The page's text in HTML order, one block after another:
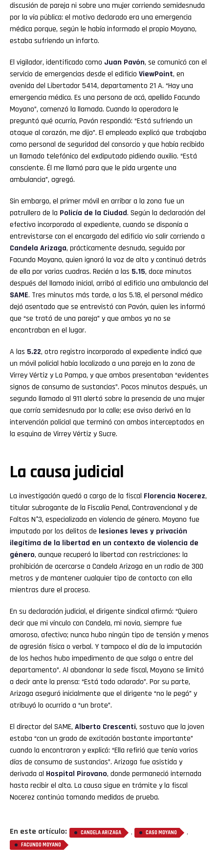
discusión de pareja ni sobre una mujer corriendo semidesnuda
por la vía pública: el motivo declarado era una emergencia
médica porque, según le había informado el propio Moyano,
estaba sufriendo un infarto.
El vigilador, identificado como Juan Pavón, se comunicó con el
servicio de emergencias desde el edificio ViewPoint, en
avenida del Libertador 5414, departamento 21 A. “Hay una
emergencia médica. Es una persona de acá, apellido Facundo
Moyano”, comenzó la llamada. Cuando la operadora le
preguntó qué ocurría, Pavón respondió: “Está sufriendo un
ataque al corazón, me dijo”. El empleado explicó que trabajaba
como personal de seguridad del consorcio y que había recibido
un llamado telefónico del exdiputado pidiendo auxilio. “Está
consciente. Él me llamó para que le pida urgente una
ambulancia”, agregó.
Sin embargo, el primer móvil en arribar a la zona fue un
patrullero de la Policía de la Ciudad. Según la declaración del
efectivo incorporada al expediente, cuando se disponía a
entrevistarse con el encargado del edificio vio salir corriendo a
Candela Arizaga, prácticamente desnuda, seguida por
Facundo Moyano, quien ignoró la voz de alto y continuó detrás
de ella por varias cuadras. Recién a las 5.15, doce minutos
después del llamado inicial, arribó al edificio una ambulancia del
SAME. Tres minutos más tarde, a las 5.18, el personal médico
dejó asentado que se entrevistó con Pavón, quien les informó
que “se trató de una pareja” y que ambos ya no se
encontraban en el lugar.
A las 5.22, otro registro incorporado al expediente indicó que
un móvil policial había localizado a una pareja en la zona de
Virrey Vértiz y La Pampa, y que ambos presentaban “evidentes
signos de consumo de sustancias”. Pocos minutos después, un
segundo llamado al 911 alertó sobre la presencia de una mujer
que corría semidesnuda por la calle; ese aviso derivó en la
intervención policial que terminó con ambos interceptados en
la esquina de Virrey Vértiz y Sucre.
La causa judicial
La investigación quedó a cargo de la fiscal Florencia Nocerez,
titular subrogante de la Fiscalía Penal, Contravencional y de
Faltas N°3, especializada en violencia de género. Moyano fue
imputado por los delitos de lesiones leves y privación
ilegítima de la libertad en un contexto de violencia de
género, aunque recuperó la libertad con restricciones: la
prohibición de acercarse a Candela Arizaga en un radio de 300
metros y de mantener cualquier tipo de contacto con ella
mientras dure el proceso.
En su declaración judicial, el dirigente sindical afirmó: “Quiero
decir que mi vínculo con Candela, mi novia, siempre fue
amoroso, afectivo; nunca hubo ningún tipo de tensión y menos
de agresión física o verbal. Y tampoco el día de la imputación
de los hechos hubo impedimento de que salga o entre del
departamento”. Al abandonar la sede fiscal, Moyano se limitó
a decir ante la prensa: “Está todo aclarado”. Por su parte,
Arizaga aseguró inicialmente que el dirigente “no le pegó” y
atribuyó lo ocurrido a “un brote”.
El director del SAME, Alberto Crescenti, sostuvo que la joven
estaba “con un grado de excitación bastante importante”
cuando la encontraron y explicó: “Ella refirió que tenía varios
días de consumo de sustancias”. Arizaga fue asistida y
derivada al Hospital Pirovano, donde permaneció internada
hasta recibir el alta. La causa sigue en trámite y la fiscal
Nocerez continúa tomando medidas de prueba.
En este artículo: CANDELA ARIZAGA , CASO MOYANO ,
FACUNDO MOYANO